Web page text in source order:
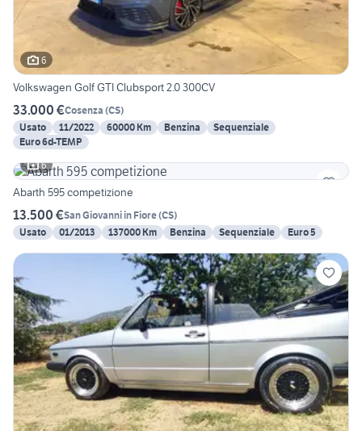
6
Volkswagen Golf GTI Clubsport 2.0 300CV
33.000 €Cosenza (CS)
Usato
11/2022 60000 Km Benzina
Sequenziale
Euro 6d-TEMP
6
Abarth 595 competizione
13.500 €San Giovanni in Fiore(CS)
Usato
01/2013 137000 Km Benzina Sequenziale Euro 5